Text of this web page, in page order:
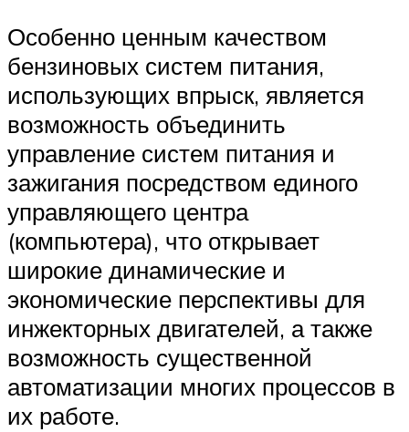
Особенно ценным качеством
бензиновых систем питания,
использующих впрыск, является
возможность объединить
управление систем питания и
зажигания посредством единого
управляющего центра
(компьютера), что открывает
широкие динамические и
экономические перспективы для
инжекторных двигателей, а также
возможность существенной
автоматизации многих процессов в
их работе.